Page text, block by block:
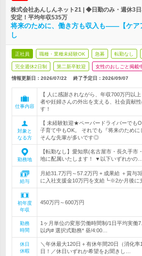
株式会社あんしんネット21 | ◆日勤のみ・週休3
安定！平均年収535万
将来のために、働き方も収入も――【ケア
し
正社員 職種・業種未経験OK 急募 転勤なし
完全週休2日制 第二新卒歓迎 女性のおしごと掲載
情報更新日：2026/07/22 終了予定日： 2026/09/07
仕事内容
【 人に感謝されながら、年収700万円以
者や妊婦さんの外出を支える、社会貢献
す！
対象と
なる方
【 未経験歓迎★ペーパードライバーでも
子育て中もOK。 それでも『将来のために
そんな先輩が多いです◎
勤務地
【転勤なし】愛知県(名古屋市・長久手市
地に配属いたします！ ▼以下いずれかの…
給与
月給31.7万円～57.2万円 + 成果給 ＋賞与
に入社支援金10万円を支給┗※2か月後に
初年度
年収
450万円～600万円
勤務
時間
1ヶ月単位の変形労働時間制/1日平均実働
以内# 選択式勤務* 昼/4:00…
休日
休暇
＼年休最大120日＋有休年間20日（消化
日！／休日いずれか希望をお聞きし…